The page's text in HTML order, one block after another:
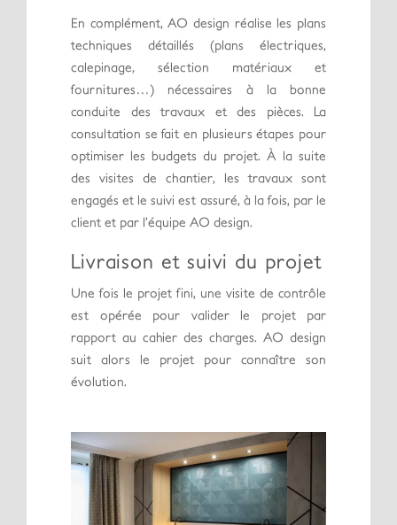
En complément, AO design réalise les plans
techniques détaillés (plans électriques,
calepinage, sélection matériaux et
fournitures…) nécessaires à la bonne
conduite des travaux et des pièces. La
consultation se fait en plusieurs étapes pour
optimiser les budgets du projet. À la suite
des visites de chantier, les travaux sont
engagés et le suivi est assuré, à la fois, par le
client et par l’équipe AO design.
Livraison et suivi du projet
Une fois le projet fini, une visite de contrôle
est opérée pour valider le projet par
rapport au cahier des charges. AO design
suit alors le projet pour connaître son
évolution.